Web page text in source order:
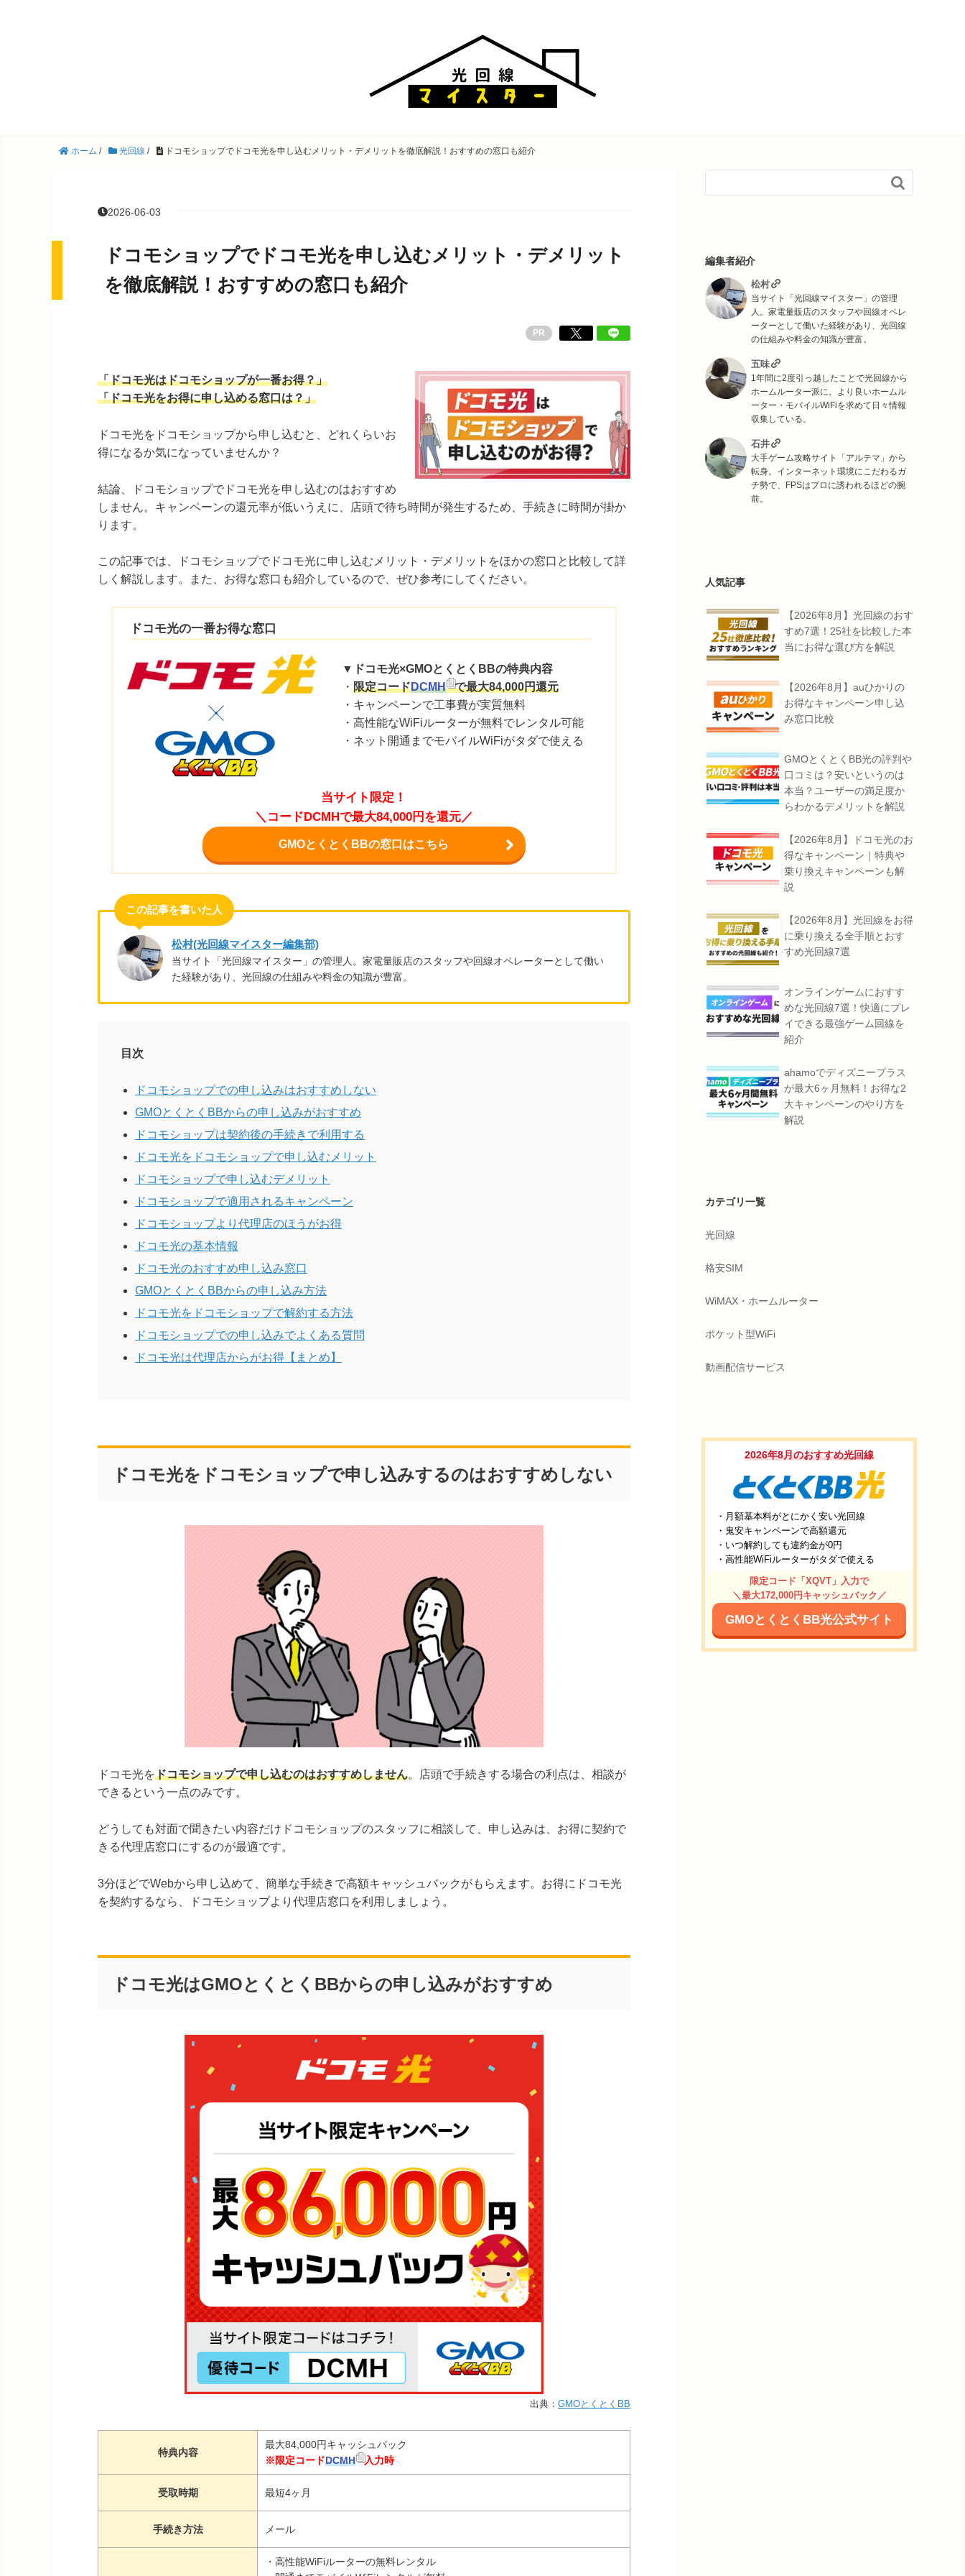
ホーム / 光回線 / ドコモショップでドコモ光を申し込むメリット・デメリットを徹底解説！おすすめの窓口も紹介
2026-06-03
ドコモショップでドコモ光を申し込むメリット・デメリット
を徹底解説！おすすめの窓口も紹介
PR
「ドコモ光はドコモショップが一番お得？」
「ドコモ光をお得に申し込める窓口は？」
ドコモ光をドコモショップから申し込むと、どれくらいお
得になるか気になっていませんか？
結論、ドコモショップでドコモ光を申し込むのはおすすめ
しません。キャンペーンの還元率が低いうえに、店頭で待ち時間が発生するため、手続きに時間が掛か
ります。
この記事では、ドコモショップでドコモ光に申し込むメリット・デメリットをほかの窓口と比較して詳
しく解説します。また、お得な窓口も紹介しているので、ぜひ参考にしてください。
ドコモ光の一番お得な窓口
▼ドコモ光×GMOとくとくBBの特典内容
・限定コードDCMH
で最大84,000円還元
・キャンペーンで工事費が実質無料
・高性能なWiFiルーターが無料でレンタル可能
・ネット開通までモバイルWiFiがタダで使える
当サイト限定！
＼コードDCMHで最大84,000円を還元／
GMOとくとくBBの窓口はこちら
松村(光回線マイスター編集部)
当サイト「光回線マイスター」の管理人。家電量販店のスタッフや回線オペレーターとして働い
た経験があり、光回線の仕組みや料金の知識が豊富。
目次
ドコモショップでの申し込みはおすすめしない
GMOとくとくBBからの申し込みがおすすめ
ドコモショップは契約後の手続きで利用する
ドコモ光をドコモショップで申し込むメリット
ドコモショップで申し込むデメリット
ドコモショップで適用されるキャンペーン
ドコモショップより代理店のほうがお得
ドコモ光の基本情報
ドコモ光のおすすめ申し込み窓口
GMOとくとくBBからの申し込み方法
ドコモ光をドコモショップで解約する方法
ドコモショップでの申し込みでよくある質問
ドコモ光は代理店からがお得【まとめ】
ドコモ光をドコモショップで申し込みするのはおすすめしない
ドコモ光をドコモショップで申し込むのはおすすめしません。店頭で手続きする場合の利点は、相談が
できるという一点のみです。
どうしても対面で聞きたい内容だけドコモショップのスタッフに相談して、申し込みは、お得に契約で
きる代理店窓口にするのが最適です。
3分ほどでWebから申し込めて、簡単な手続きで高額キャッシュバックがもらえます。お得にドコモ光
を契約するなら、ドコモショップより代理店窓口を利用しましょう。
ドコモ光はGMOとくとくBBからの申し込みがおすすめ
出典： GMOとくとくBB
特典内容
最大84,000円キャッシュバック
※限定コードDCMH 入力時
受取時期 最短4ヶ月
手続き方法 メール
・高性能WiFiルーターの無料レンタル

編集者紹介
松村
当サイト「光回線マイスター」の管理
人。家電量販店のスタッフや回線オペレ
ーターとして働いた経験があり、光回線
の仕組みや料金の知識が豊富。
五味
1年間に2度引っ越したことで光回線から
ホームルーター派に。より良いホームル
ーター・モバイルWiFiを求めて日々情報
収集している。
石井
大手ゲーム攻略サイト「アルテマ」から
転身。インターネット環境にこだわるガ
チ勢で、FPSはプロに誘われるほどの腕
前。
人気記事
【2026年8月】光回線のおす
すめ7選！25社を比較した本
当にお得な選び方を解説
【2026年8月】auひかりの
お得なキャンペーン申し込
み窓口比較
GMOとくとくBB光の評判や
口コミは？安いというのは
本当？ユーザーの満足度か
らわかるデメリットを解説
【2026年8月】ドコモ光のお
得なキャンペーン｜特典や
乗り換えキャンペーンも解
説
【2026年8月】光回線をお得
に乗り換える全手順とおす
すめ光回線7選
オンラインゲームにおすす
めな光回線7選！快適にプレ
イできる最強ゲーム回線を
紹介
ahamoでディズニープラス
が最大6ヶ月無料！お得な2
大キャンペーンのやり方を
解説
カテゴリ一覧
光回線
格安SIM
WiMAX・ホームルーター
ポケット型WiFi
動画配信サービス
2026年8月のおすすめ光回線
・月額基本料がとにかく安い光回線
・鬼安キャンペーンで高額還元
・いつ解約しても違約金が0円
・高性能WiFiルーターがタダで使える
限定コード「XQVT」入力で
＼最大172,000円キャッシュバック／
GMOとくとくBB光公式サイト